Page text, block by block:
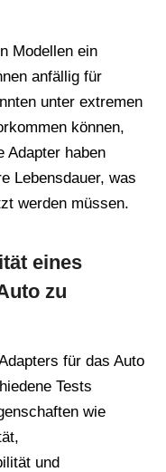
Modellen ein
anfällig für
unter extremen
können,
Adapter haben
Lebensdauer, was
werden müssen.
eines
zu
für das Auto
Tests
wie
und